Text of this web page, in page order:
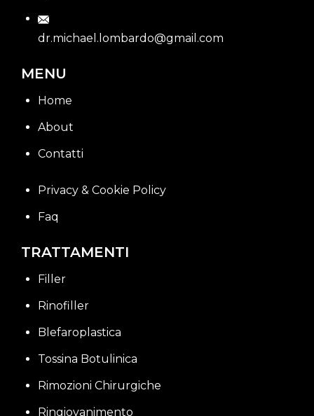
dr.michael.lombardo@gmail.com
MENU
Home
About
Contatti
Privacy & Cookie Policy
Faq
TRATTAMENTI
Filler
Rinofiller
Blefaroplastica
Tossina Botulinica
Rimozioni Chirurgiche
Ringiovanimento